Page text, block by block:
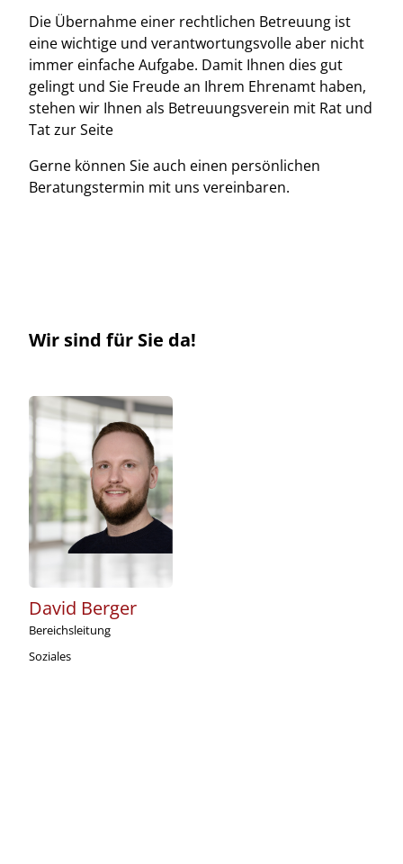
Die Übernahme einer rechtlichen Betreuung ist
eine wichtige und verantwortungsvolle aber nicht
immer einfache Aufgabe. Damit Ihnen dies gut
gelingt und Sie Freude an Ihrem Ehrenamt haben,
stehen wir Ihnen als Betreuungsverein mit Rat und
Tat zur Seite
Gerne können Sie auch einen persönlichen
Beratungstermin mit uns vereinbaren.
Wir sind für Sie da!
David Berger
Bereichsleitung
Soziales